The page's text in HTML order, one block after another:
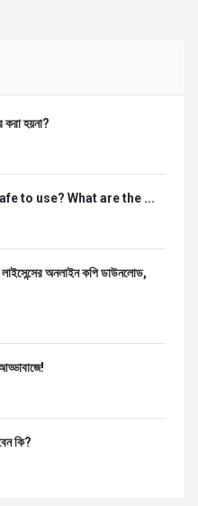
করা হয়না?
to use? What are the ...
অনলাইন কপি ডাউনলোড,
কি?